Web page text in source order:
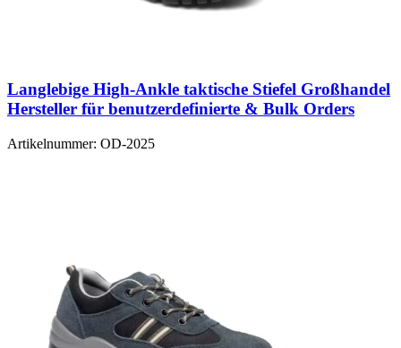
Langlebige High-Ankle taktische Stiefel Großhandel
Hersteller für benutzerdefinierte & Bulk Orders
Artikelnummer: OD-2025